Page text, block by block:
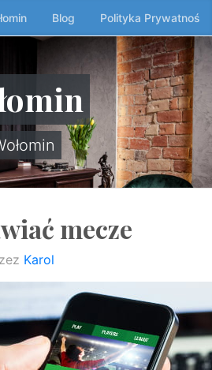
Blog Polityka Prywatności
mecze
Karol